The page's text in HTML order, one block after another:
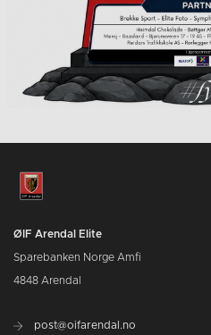
ØIF Arendal Elite
Sparebanken Norge Amfi
4848 Arendal
post@oifarendal.no